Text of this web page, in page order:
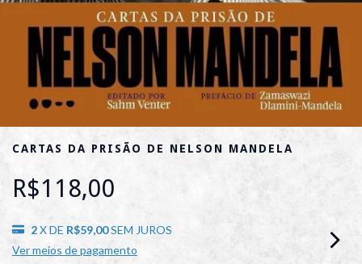
CARTAS DA PRISÃO DE NELSON MANDELA
R$118,00
2X DE R$59,00SEM JUROS
Ver meios de pagamento